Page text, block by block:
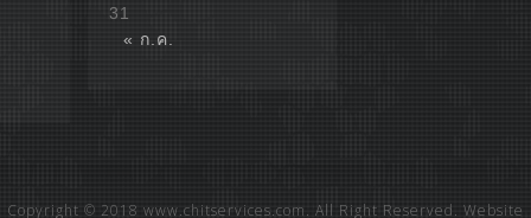
31
« ก.ค.
Copyright © 2018 www.chitservices.com. All Right Reserved. Website